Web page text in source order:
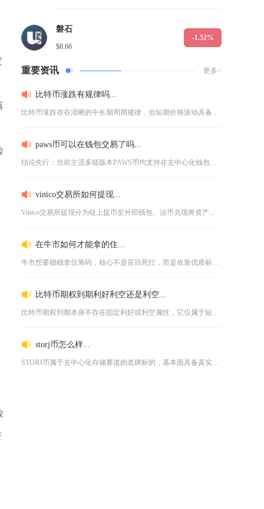
磐石
$8.66
-1.52%
重要资讯 更多>
比特币涨跌有规律吗...
比特币涨跌存在清晰的中长期周期规律，但短期价格波动具备极强随...
paws币可以在钱包交易了吗...
结论先行：当前主流多链版本PAWS币均支持在去中心化钱包内完...
vinico交易所如何提现...
Vinico交易所提现分为链上提币至外部钱包、法币兑现将资产...
在牛市如何才能拿的住...
牛市想要稳稳拿住筹码，核心不是盲目死扛，而是依靠优质标的、合...
比特币期权到期利好利空还是利空...
比特币期权到期本身不存在固定利好或利空属性，它仅属于短期波动...
storj币怎么样...
STORJ币属于去中心化存储赛道的老牌标的，基本面具备真实落...